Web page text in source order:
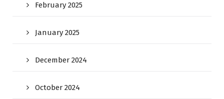
February 2025
January 2025
December 2024
October 2024